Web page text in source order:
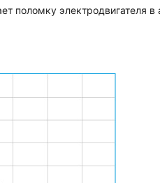
поломку электродвигателя в